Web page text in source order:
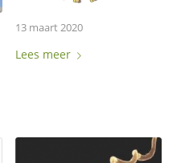
13 maart 2020
Lees meer